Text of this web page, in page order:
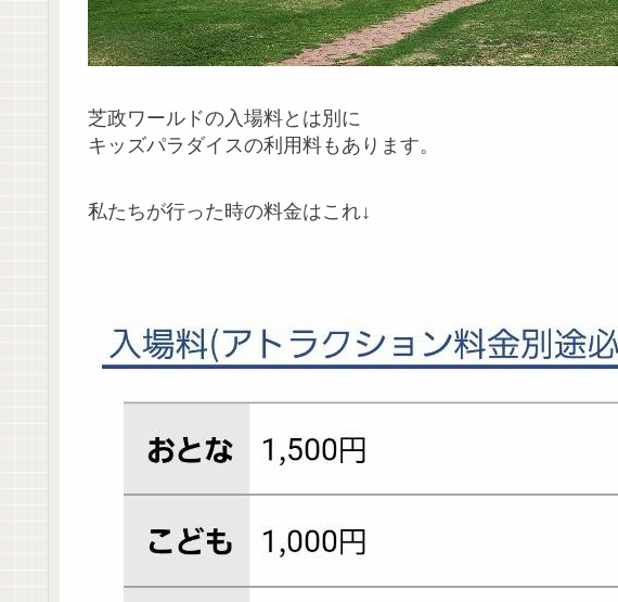
芝政ワールドの入場料とは別に
キッズパラダイスの利用料もあります。
私たちが行った時の料金はこれ↓